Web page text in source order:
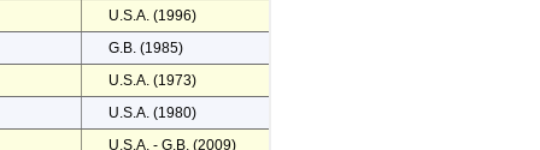
U.S.A. (1996)
G.B. (1985)
U.S.A. (1973)
U.S.A. (1980)
U.S.A. - G.B. (2009)